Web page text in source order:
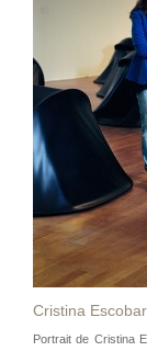
Cristina
Portrait de Cristina